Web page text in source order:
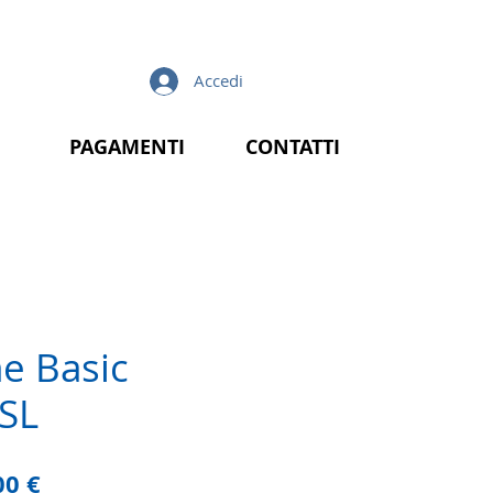
Accedi
PAGAMENTI CONTATTI
Basic
€Prezzo